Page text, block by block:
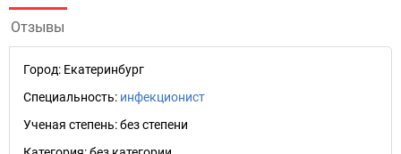
Отзывы
Город: Екатеринбург
Специальность: инфекционист
Ученая степень:без степени